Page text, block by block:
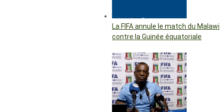
La FIFA annule le match du Malawi
contre la Guinée équatoriale